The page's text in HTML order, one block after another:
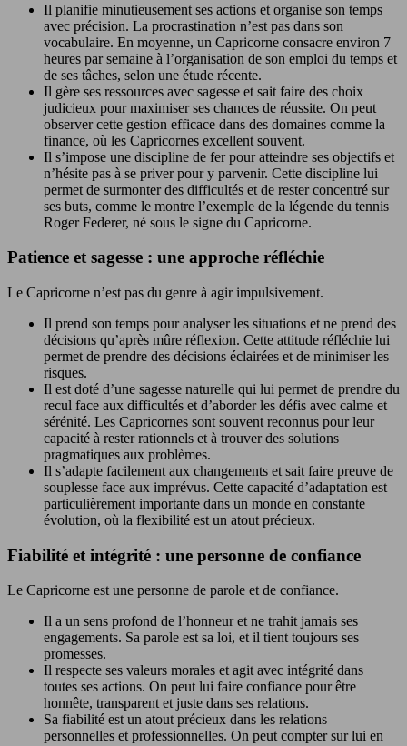
Il planifie minutieusement ses actions et organise son temps
avec précision. La procrastination n’est pas dans son
vocabulaire. En moyenne, un Capricorne consacre environ 7
heures par semaine à l’organisation de son emploi du temps et
de ses tâches, selon une étude récente.
Il gère ses ressources avec sagesse et sait faire des choix
judicieux pour maximiser ses chances de réussite. On peut
observer cette gestion efficace dans des domaines comme la
finance, où les Capricornes excellent souvent.
Il s’impose une discipline de fer pour atteindre ses objectifs et
n’hésite pas à se priver pour y parvenir. Cette discipline lui
permet de surmonter des difficultés et de rester concentré sur
ses buts, comme le montre l’exemple de la légende du tennis
Roger Federer, né sous le signe du Capricorne.
Patience et sagesse : une approche réfléchie
Le Capricorne n’est pas du genre à agir impulsivement.
Il prend son temps pour analyser les situations et ne prend des
décisions qu’après mûre réflexion. Cette attitude réfléchie lui
permet de prendre des décisions éclairées et de minimiser les
risques.
Il est doté d’une sagesse naturelle qui lui permet de prendre du
recul face aux difficultés et d’aborder les défis avec calme et
sérénité. Les Capricornes sont souvent reconnus pour leur
capacité à rester rationnels et à trouver des solutions
pragmatiques aux problèmes.
Il s’adapte facilement aux changements et sait faire preuve de
souplesse face aux imprévus. Cette capacité d’adaptation est
particulièrement importante dans un monde en constante
évolution, où la flexibilité est un atout précieux.
Fiabilité et intégrité : une personne de confiance
Le Capricorne est une personne de parole et de confiance.
Il a un sens profond de l’honneur et ne trahit jamais ses
engagements. Sa parole est sa loi, et il tient toujours ses
promesses.
Il respecte ses valeurs morales et agit avec intégrité dans
toutes ses actions. On peut lui faire confiance pour être
honnête, transparent et juste dans ses relations.
Sa fiabilité est un atout précieux dans les relations
personnelles et professionnelles. On peut compter sur lui en